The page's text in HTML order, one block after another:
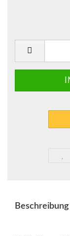
Beschreibung